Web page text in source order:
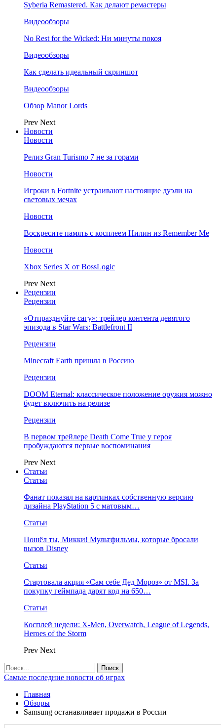
Syberia Remastered. Как делают ремастеры
Видеообзоры
No Rest for the Wicked: Ни минуты покоя
Видеообзоры
Как сделать идеальный скриншот
Видеообзоры
Обзор Manor Lords
Prev Next
Новости
Новости
Релиз Gran Turismo 7 не за горами
Новости
Игроки в Fortnite устраивают настоящие дуэли на
световых мечах
Новости
Воскресите память с косплеем Нилин из Remember Me
Новости
Xbox Series X от BossLogic
Prev Next
Рецензии
Рецензии
«Отпразднуйте сагу»: трейлер контента девятого
эпизода в Star Wars: Battlefront II
Рецензии
Minecraft Earth пришла в Россию
Рецензии
DOOM Eternal: классическое положение оружия можно
будет включить на релизе
Рецензии
В первом трейлере Death Come True у героя
пробуждаются первые воспоминания
Prev Next
Статьи
Статьи
Фанат показал на картинках собственную версию
дизайна PlayStation 5 с матовым…
Статьи
Пошёл ты, Микки! Мультфильмы, которые бросали
вызов Disney
Статьи
Стартовала акция «Сам себе Дед Мороз» от MSI. За
покупку геймпада дарят код на 650…
Статьи
Косплей недели: X-Men, Overwatch, League of Legends,
Heroes of the Storm
Prev Next
Самые последние новости об играх
Главная
Обзоры
Samsung останавливает продажи в России